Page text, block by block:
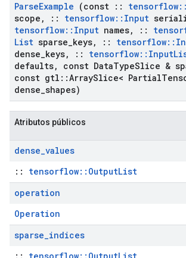
ParseExample (const :: tensorflow::
scope , :: tensorflow:: Input
tensorflow:: Input names, ::
List sparse keys, :: tensorflow::
dense keys, :: tensorflow:: Input
defaults, const DataTypeSlice &
const gtl ::ArraySlice< Partial
dense shapes)
Atributos públicos
dense_values
:: tensorflow::OutputList
operation
Operation
sparse_indices